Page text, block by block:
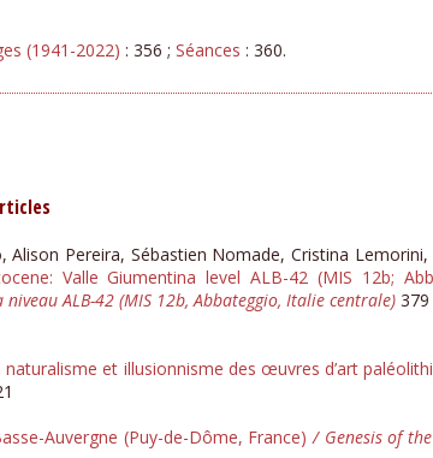
(1941-2022) : 356 ; Séances : 360.
Pereira, Sébastien Nomade, Cristina
Valle Giumentina level ALB-42 (MIS 12b;
ALB-42 (MIS 12b, Abbateggio, Italie centrale) 379
naturalisme et illusionnisme des œuvres d’art
Auvergne (Puy-de-Dôme, France)/ Genesis of